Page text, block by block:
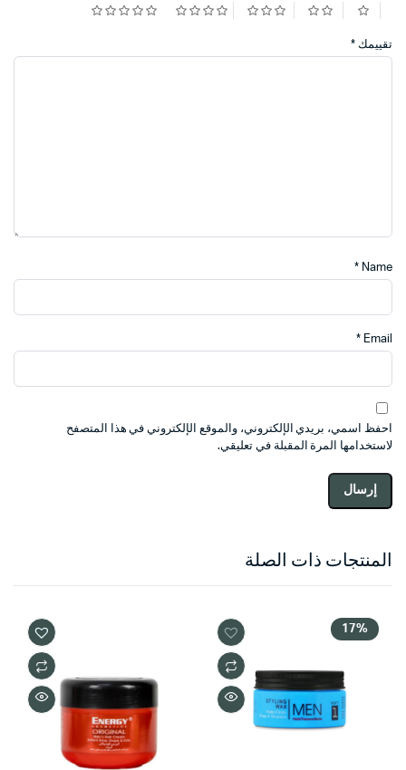
تقييمك *
Name
*
Email
*
احفظ اسمي، بريدي الإلكتروني، والموقع الإلكتروني في هذا المتصفح
لاستخدامها المرة المقبلة في تعليقي.
المنتجات ذات الصلة
17%